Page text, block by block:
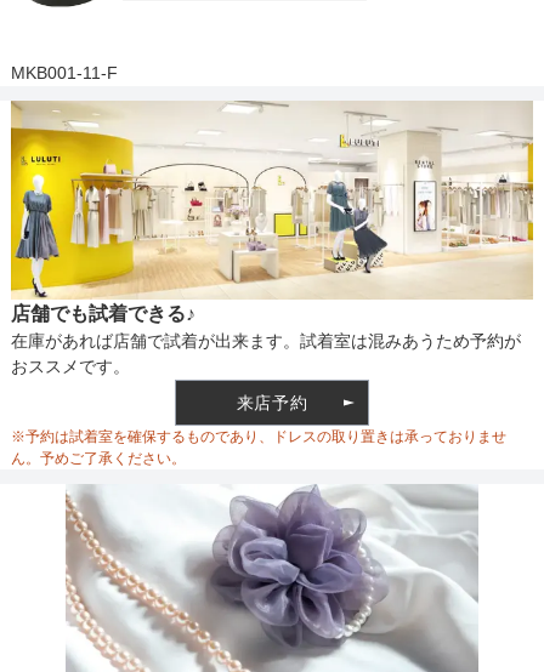
MKB001-11-F
店舗でも試着できる♪
在庫があれば店舗で試着が出来ます。試着室は混みあうため予約が
おススメです。
来店予約
※予約は試着室を確保するものであり、ドレスの取り置きは承っておりませ
ん。予めご了承ください。